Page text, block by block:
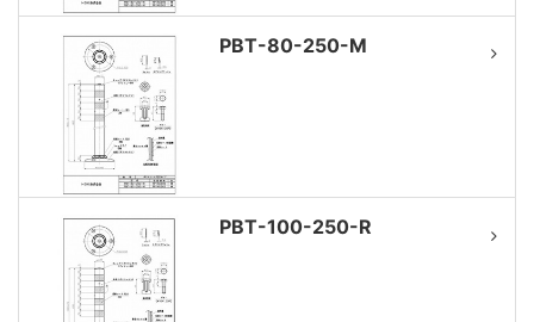
PBT-80-250-M
PBT-100-250-R